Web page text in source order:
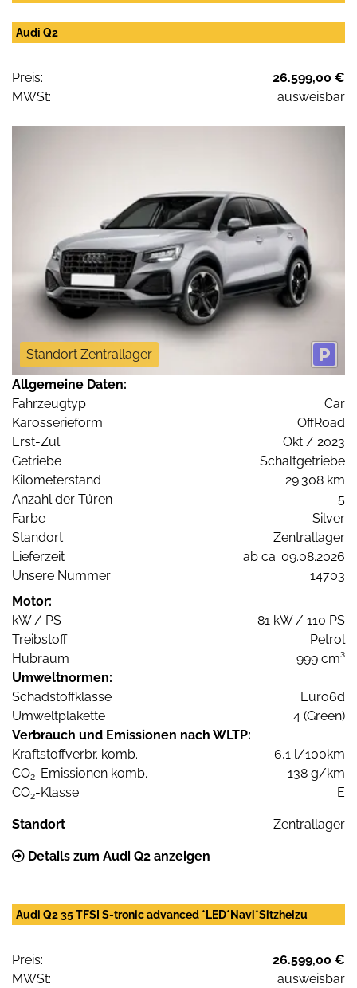
Audi Q2
Preis:
26.599,00 €
MWSt:
ausweisbar
Standort Zentrallager
Allgemeine Daten:
Fahrzeugtyp
Car
Karosserieform
OffRoad
Erst-Zul.
Okt / 2023
Getriebe
Schaltgetriebe
Kilometerstand
29.308 km
Anzahl der Türen
5
Farbe
Silver
Standort
Zentrallager
Lieferzeit
ab ca. 09.08.2026
Unsere Nummer
14703
Motor:
kW / PS
81 kW / 110 PS
Treibstoff
Petrol
Hubraum
999 cm³
Umweltnormen:
Schadstoffklasse
Euro6d
Umweltplakette
4 (Green)
Verbrauch und Emissionen nach WLTP:
Kraftstoffverbr. komb.
6,1 l/100km
CO2-Emissionen komb.
138 g/km
CO2-Klasse E
Standort Zentrallager
Details zum Audi Q2 anzeigen
Audi Q2 35 TFSI S-tronic advanced *LED*Navi*Sitzheizu
Preis:
26.599,00 €
MWSt:
ausweisbar